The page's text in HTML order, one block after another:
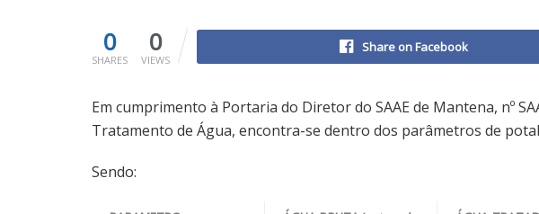
0
SHARES
0
VIEWS
Share on Facebook
Em cumprimento à Portaria do Diretor do SAAE de Mantena, nº
Tratamento de Água, encontra-se dentro dos parâmetros de
Sendo: